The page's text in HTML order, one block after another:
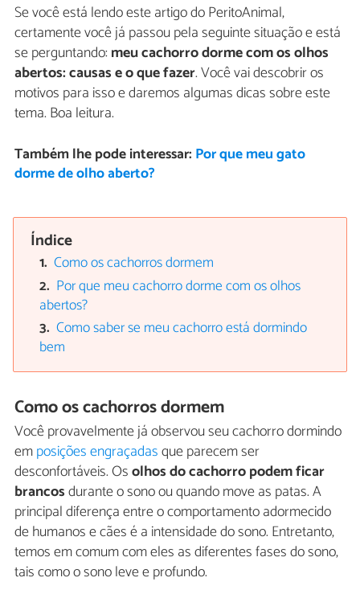
Se você está lendo este artigo do PeritoAnimal,
certamente você já passou pela seguinte situação e está
se perguntando:meu cachorro dorme com os olhos
abertos: causas e o que fazer. Você vai descobrir os
motivos para isso e daremos algumas dicas sobre este
tema. Boa leitura.
Também lhe pode interessar: Por que meu gato
dorme de olho aberto?
Índice
Como os cachorros dormem
Por que meu cachorro dorme com os olhos
abertos?
Como saber se meu cachorro está dormindo
bem
Como os cachorros dormem
Você provavelmente já observou seu cachorro dormindo
emposições engraçadasque parecem ser
desconfortáveis. Osolhos do cachorro podem ficar
brancosdurante o sono ou quando move as patas. A
principal diferença entre o comportamento adormecido
de humanos e cães é a intensidade do sono. Entretanto,
temos em comum com eles as diferentes fases do sono,
tais como o sono leve e profundo.